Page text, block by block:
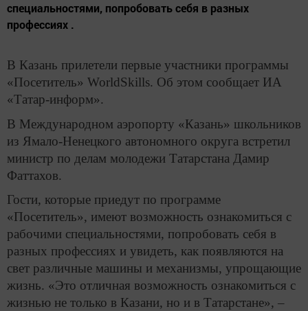
специальностями, попробовать себя в разных
профессиях .
В Казань прилетели первые участники программы
«Посетитель» WorldSkills. Об этом сообщает ИА
«Татар-информ».
В Международном аэропорту «Казань» школьников
из Ямало-Ненецкого автономного округа встретил
министр по делам молодежи Татарстана Дамир
Фаттахов.
Гости, которые приедут по программе
«Посетитель», имеют возможность ознакомиться с
рабочими специальностями, попробовать себя в
разных профессиях и увидеть, как появляются на
свет различные машины и механизмы, упрощающие
жизнь. «Это отличная возможность ознакомиться с
жизнью не только в Казани, но и в Татарстане», –